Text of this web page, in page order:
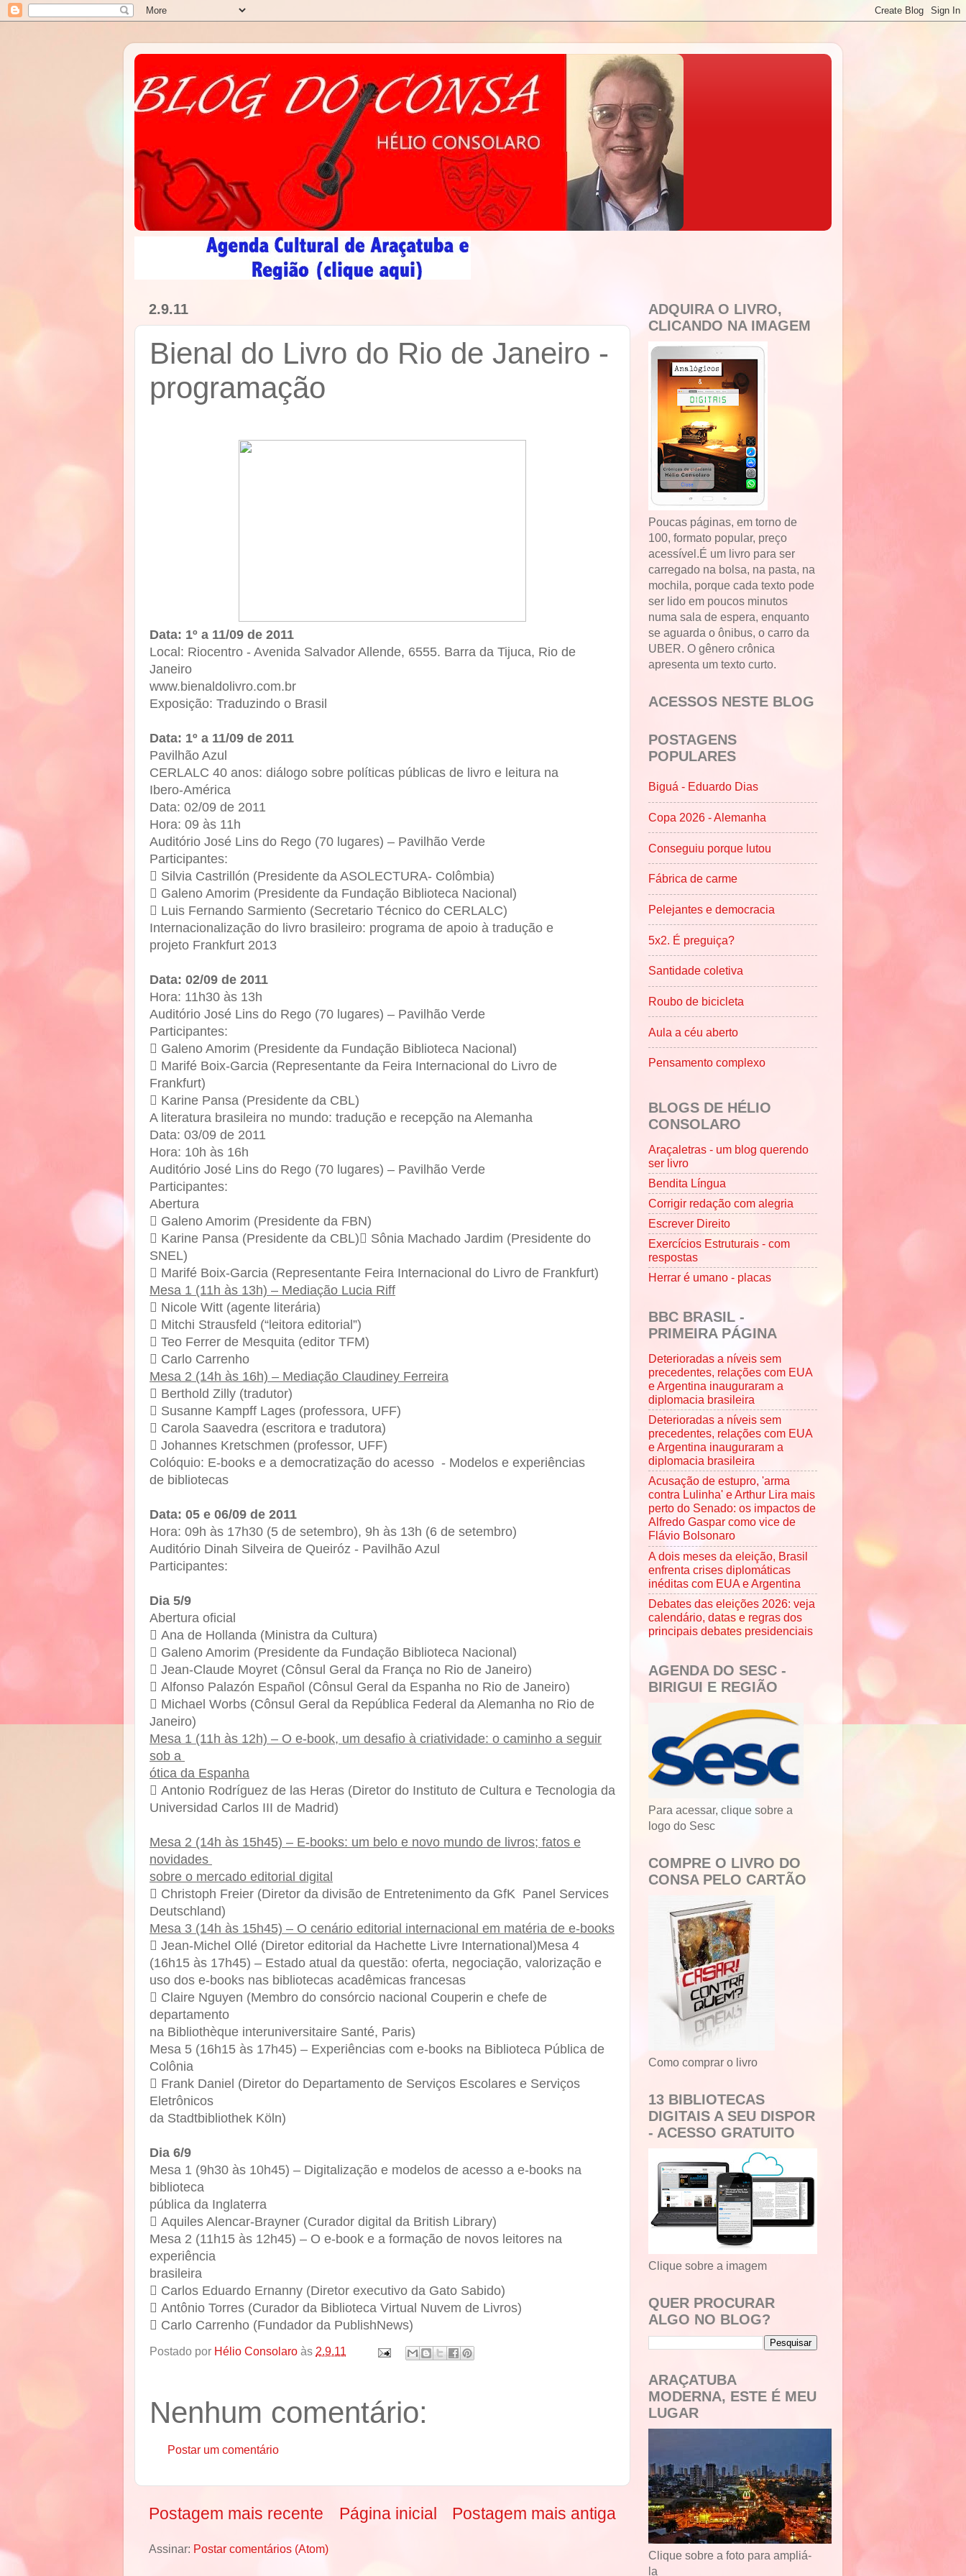
2.9.11
Bienal do Livro do Rio de Janeiro -
programação
Data: 1º a 11/09 de 2011
Local: Riocentro - Avenida Salvador Allende, 6555. Barra da Tijuca, Rio de
Janeiro
www.bienaldolivro.com.br
Exposição: Traduzindo o Brasil
Data: 1º a 11/09 de 2011
Pavilhão Azul
CERLALC 40 anos: diálogo sobre políticas públicas de livro e leitura na
Ibero-América
Data: 02/09 de 2011
Hora: 09 às 11h
Auditório José Lins do Rego (70 lugares) – Pavilhão Verde
Participantes:
 Silvia Castrillón (Presidente da ASOLECTURA- Colômbia)
 Galeno Amorim (Presidente da Fundação Biblioteca Nacional)
 Luis Fernando Sarmiento (Secretario Técnico do CERLALC)
Internacionalização do livro brasileiro: programa de apoio à tradução e
projeto Frankfurt 2013
Data: 02/09 de 2011
Hora: 11h30 às 13h
Auditório José Lins do Rego (70 lugares) – Pavilhão Verde
Participantes:
 Galeno Amorim (Presidente da Fundação Biblioteca Nacional)
 Marifé Boix-Garcia (Representante da Feira Internacional do Livro de
Frankfurt)
 Karine Pansa (Presidente da CBL)
A literatura brasileira no mundo: tradução e recepção na Alemanha
Data: 03/09 de 2011
Hora: 10h às 16h
Auditório José Lins do Rego (70 lugares) – Pavilhão Verde
Participantes:
Abertura
 Galeno Amorim (Presidente da FBN)
 Karine Pansa (Presidente da CBL) Sônia Machado Jardim (Presidente do
SNEL)
 Marifé Boix-Garcia (Representante Feira Internacional do Livro de Frankfurt)
Mesa 1 (11h às 13h) – Mediação Lucia Riff
 Nicole Witt (agente literária)
 Mitchi Strausfeld (“leitora editorial”)
 Teo Ferrer de Mesquita (editor TFM)
 Carlo Carrenho
Mesa 2 (14h às 16h) – Mediação Claudiney Ferreira
 Berthold Zilly (tradutor)
 Susanne Kampff Lages (professora, UFF)
 Carola Saavedra (escritora e tradutora)
 Johannes Kretschmen (professor, UFF)
Colóquio: E-books e a democratização do acesso - Modelos e experiências
de bibliotecas
Data: 05 e 06/09 de 2011
Hora: 09h às 17h30 (5 de setembro), 9h às 13h (6 de setembro)
Auditório Dinah Silveira de Queiróz - Pavilhão Azul
Participantes:
Dia 5/9
Abertura oficial
 Ana de Hollanda (Ministra da Cultura)
 Galeno Amorim (Presidente da Fundação Biblioteca Nacional)
 Jean-Claude Moyret (Cônsul Geral da França no Rio de Janeiro)
 Alfonso Palazón Español (Cônsul Geral da Espanha no Rio de Janeiro)
 Michael Worbs (Cônsul Geral da República Federal da Alemanha no Rio de
Janeiro)
Mesa 1 (11h às 12h) – O e-book, um desafio à criatividade: o caminho a seguir
sob a
ótica da Espanha
 Antonio Rodríguez de las Heras (Diretor do Instituto de Cultura e Tecnologia da
Universidad Carlos III de Madrid)
Mesa 2 (14h às 15h45) – E-books: um belo e novo mundo de livros; fatos e
novidades
sobre o mercado editorial digital
 Christoph Freier (Diretor da divisão de Entretenimento da GfK Panel Services
Deutschland)
Mesa 3 (14h às 15h45) – O cenário editorial internacional em matéria de e-books
 Jean-Michel Ollé (Diretor editorial da Hachette Livre International)Mesa 4
(16h15 às 17h45) – Estado atual da questão: oferta, negociação, valorização e
uso dos e-books nas bibliotecas acadêmicas francesas
 Claire Nguyen (Membro do consórcio nacional Couperin e chefe de
departamento
na Bibliothèque interuniversitaire Santé, Paris)
Mesa 5 (16h15 às 17h45) – Experiências com e-books na Biblioteca Pública de
Colônia
 Frank Daniel (Diretor do Departamento de Serviços Escolares e Serviços
Eletrônicos
da Stadtbibliothek Köln)
Dia 6/9
Mesa 1 (9h30 às 10h45) – Digitalização e modelos de acesso a e-books na
biblioteca
pública da Inglaterra
 Aquiles Alencar-Brayner (Curador digital da British Library)
Mesa 2 (11h15 às 12h45) – O e-book e a formação de novos leitores na
experiência
brasileira
 Carlos Eduardo Ernanny (Diretor executivo da Gato Sabido)
 Antônio Torres (Curador da Biblioteca Virtual Nuvem de Livros)
 Carlo Carrenho (Fundador da PublishNews)
Postado por Hélio Consolaro às 2.9.11
Nenhum comentário:
Postar um comentário
Postagem mais recente Postagem mais antiga
Página inicial
Assinar: Postar comentários (Atom)
ADQUIRA O LIVRO,
CLICANDO NA IMAGEM
Poucas páginas, em torno de
100, formato popular, preço
acessível.É um livro para ser
carregado na bolsa, na pasta, na
mochila, porque cada texto pode
ser lido em poucos minutos
numa sala de espera, enquanto
se aguarda o ônibus, o carro da
UBER. O gênero crônica
apresenta um texto curto.
ACESSOS NESTE BLOG
POSTAGENS
POPULARES
Biguá - Eduardo Dias
Copa 2026 - Alemanha
Conseguiu porque lutou
Fábrica de carme
Pelejantes e democracia
5x2. É preguiça?
Santidade coletiva
Roubo de bicicleta
Aula a céu aberto
Pensamento complexo
BLOGS DE HÉLIO
CONSOLARO
Araçaletras - um blog querendo
ser livro
Bendita Língua
Corrigir redação com alegria
Escrever Direito
Exercícios Estruturais - com
respostas
Herrar é umano - placas
BBC BRASIL -
PRIMEIRA PÁGINA
Deterioradas a níveis sem
precedentes, relações com EUA
e Argentina inauguraram a
diplomacia brasileira
Deterioradas a níveis sem
precedentes, relações com EUA
e Argentina inauguraram a
diplomacia brasileira
Acusação de estupro, 'arma
contra Lulinha' e Arthur Lira mais
perto do Senado: os impactos de
Alfredo Gaspar como vice de
Flávio Bolsonaro
A dois meses da eleição, Brasil
enfrenta crises diplomáticas
inéditas com EUA e Argentina
Debates das eleições 2026: veja
calendário, datas e regras dos
principais debates presidenciais
AGENDA DO SESC -
BIRIGUI E REGIÃO
Para acessar, clique sobre a
logo do Sesc
COMPRE O LIVRO DO
CONSA PELO CARTÃO
Como comprar o livro
13 BIBLIOTECAS
DIGITAIS A SEU DISPOR
- ACESSO GRATUITO
Clique sobre a imagem
QUER PROCURAR
ALGO NO BLOG?
ARAÇATUBA
MODERNA, ESTE É MEU
LUGAR
Clique sobre a foto para ampliá-
la